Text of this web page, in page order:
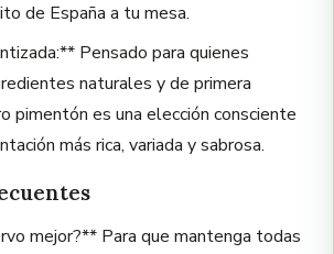
de España a tu mesa.
Pensado para quienes
naturales y de primera
pimentón es una elección consciente
más rica, variada y sabrosa.
mejor?** Para que mantenga todas